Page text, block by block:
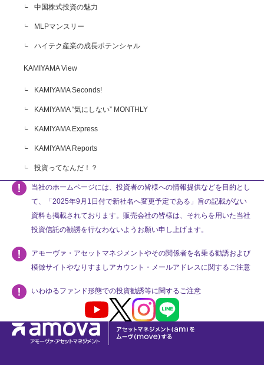
中国株式投資の魅力
MLPマンスリー
ハイテク産業の成長ポテンシャル
KAMIYAMA View
KAMIYAMA Seconds!
KAMIYAMA “気にしない” MONTHLY
KAMIYAMA Express
KAMIYAMA Reports
投資ってなんだ！？
当社のホームページには、投資者の皆様への情報提供などを目的とし
て、「2025年9月1日付で新社名へ変更予定である」旨の記載がない
資料も掲載されております。販売会社の皆様は、それらを用いた当社
投資信託の勧誘を行なわないようお願い申し上げます。
アモーヴァ・アセットマネジメントやその関係者を名乗る勧誘および
模倣サイトやなりすましアカウント・メールアドレスに関するご注意
いわゆるファンド形態での投資勧誘等に関するご注意
Youtube X InstagramLINE